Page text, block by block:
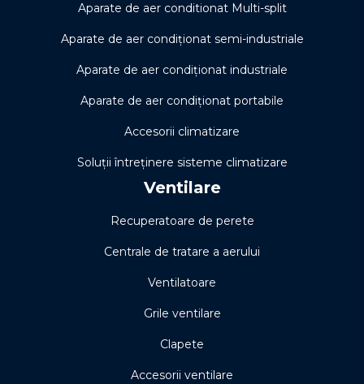
Aparate de aer conditionat Multi-split
Aparate de aer condiționat semi-industriale
Aparate de aer condiționat industriale
Aparate de aer condiționat portabile
Accesorii climatizare
Soluţii întreţinere sisteme climatizare
Ventilare
Recuperatoare de perete
Centrale de tratare a aerului
Ventilatoare
Grile ventilare
Clapete
Accesorii ventilare